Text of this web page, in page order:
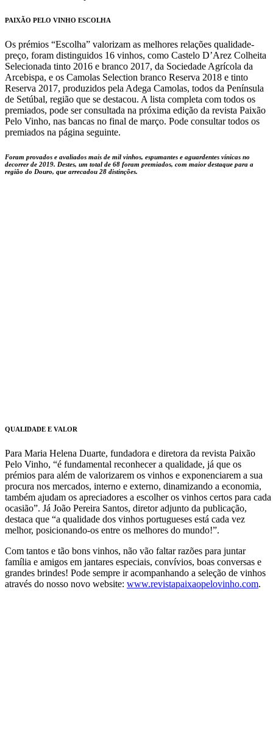
PAIXÃO PELO VINHO ESCOLHA
Os prémios “Escolha” valorizam as melhores relações qualidade-
preço, foram distinguidos 16 vinhos, como Castelo D’Arez Colheita
Selecionada tinto 2016 e branco 2017, da Sociedade Agrícola da
Arcebispa, e os Camolas Selection branco Reserva 2018 e tinto
Reserva 2017, produzidos pela Adega Camolas, todos da Península
de Setúbal, região que se destacou. A lista completa com todos os
premiados, pode ser consultada na próxima edição da revista Paixão
Pelo Vinho, nas bancas no final de março. Pode consultar todos os
premiados na página seguinte.
Foram provados e avaliados mais de mil vinhos, espumantes e aguardentes vínicas no
decorrer de 2019. Destes, um total de 68 foram premiados, com maior destaque para a
região do Douro, que arrecadou 28 distinções.
QUALIDADE E VALOR
Para Maria Helena Duarte, fundadora e diretora da revista Paixão
Pelo Vinho, “é fundamental reconhecer a qualidade, já que os
prémios para além de valorizarem os vinhos e exponenciarem a sua
procura nos mercados, interno e externo, dinamizando a economia,
também ajudam os apreciadores a escolher os vinhos certos para cada
ocasião”. Já João Pereira Santos, diretor adjunto da publicação,
destaca que “a qualidade dos vinhos portugueses está cada vez
melhor, posicionando-os entre os melhores do mundo!”.
Com tantos e tão bons vinhos, não vão faltar razões para juntar
família e amigos em jantares especiais, convívios, boas conversas e
grandes brindes! Pode sempre ir acompanhando a seleção de vinhos
através do nosso novo website: www.revistapaixaopelovinho.com.